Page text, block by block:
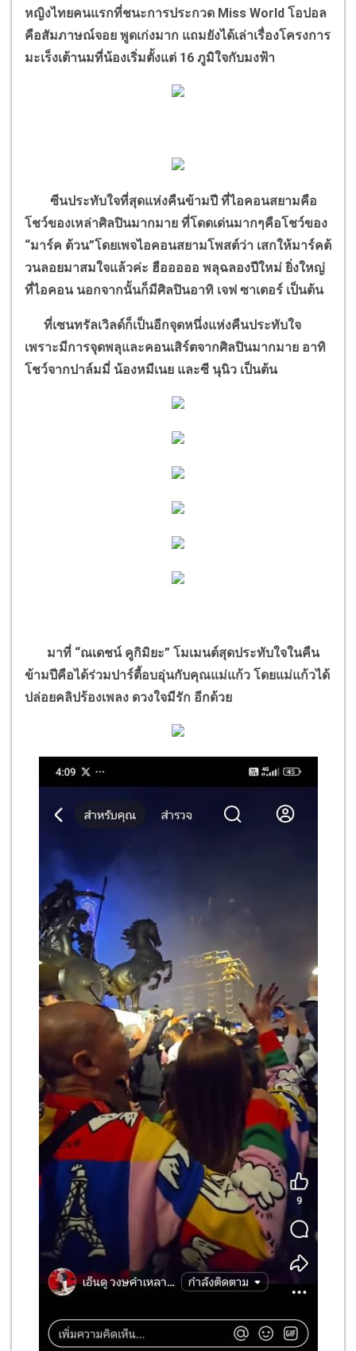
หญิงไทยคนแรกที่ชนะการประกวด Miss World โอปอล
คือสัมภาษณ์จอย พูดเก่งมาก แถมยังได้เล่าเรื่องโครงการ
มะเร็งเต้านมที่น้องเริ่มตั้งแต่ 16 ภูมิใจกับมงฟ้า
ซีนประทับใจที่สุดแห่งคืนข้ามปี ที่ไอคอนสยามคือ
โชว์ของเหล่าศิลปินมากมาย ที่โดดเด่นมากๆคือโชว์ของ
“มาร์ค ต้วน”โดยเพจไอคอนสยามโพสต์ว่า เสกให้มาร์คต้
วนลอยมาสมใจแล้วค่ะ ฮือออออ พลุฉลองปีใหม่ ยิ่งใหญ่
ที่ไอคอน นอกจากนั้นก็มีศิลปินอาทิ เจฟ ซาเตอร์ เป็นต้น
ที่เซนทรัลเวิลด์ก็เป็นอีกจุดหนึ่งแห่งคืนประทับใจ
เพราะมีการจุดพลุและคอนเสิร์ตจากศิลปินมากมาย อาทิ
โชว์จากปาล์มมี่ น้องหมีเนย และซี นุนิว เป็นต้น
มาที่ “ณเดชน์ คูกิมิยะ” โมเมนต์สุดประทับใจในคืน
ข้ามปีคือได้ร่วมปาร์ตี้อบอุ่นกับคุณแม่แก้ว โดยแม่แก้วได้
ปล่อยคลิปร้องเพลง ดวงใจมีรัก อีกด้วย